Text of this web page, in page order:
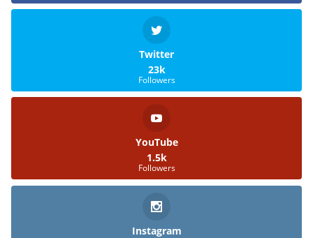
Twitter
23k
Followers
YouTube
1.5k
Followers
Instagram